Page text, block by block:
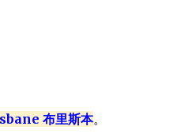
布里斯本。